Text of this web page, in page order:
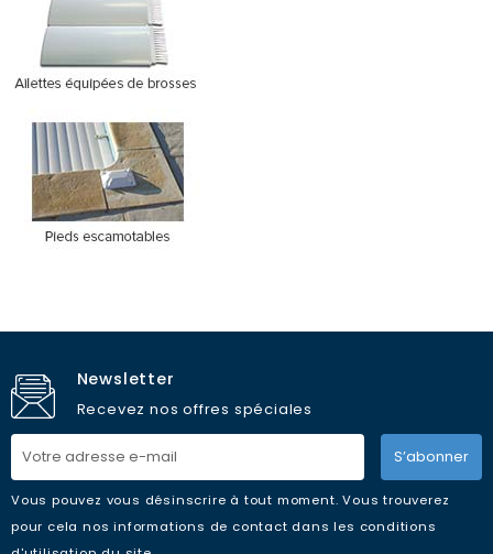
Newsletter
Recevez nos offres spéciales
S’abonner
Vous pouvez vous désinscrire à tout moment. Vous trouverez
pour cela nos informations de contact dans les conditions